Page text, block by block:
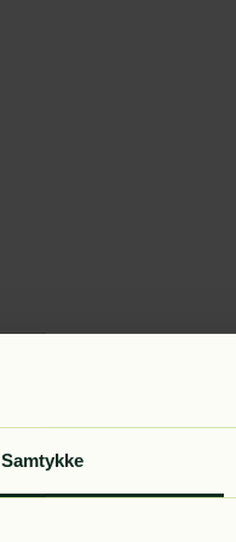
Samtykke